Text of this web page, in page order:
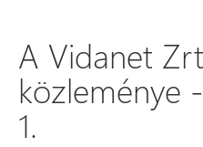
A Vidanet
közleménye
1.